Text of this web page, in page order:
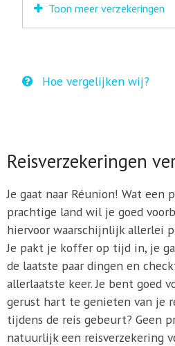
Toon meer verzekeringen
Hoe vergelijken wij?
Reisverzekeringen
Je gaat naar Réunion! Wat een
prachtige land wil je goed
hiervoor waarschijnlijk allerlei
Je pakt je koffer op tijd in, je
de laatste paar dingen en
allerlaatste keer. Je bent goed
gerust hart te genieten van je
tijdens de reis gebeurt? Geen
natuurlijk een reisverzekering